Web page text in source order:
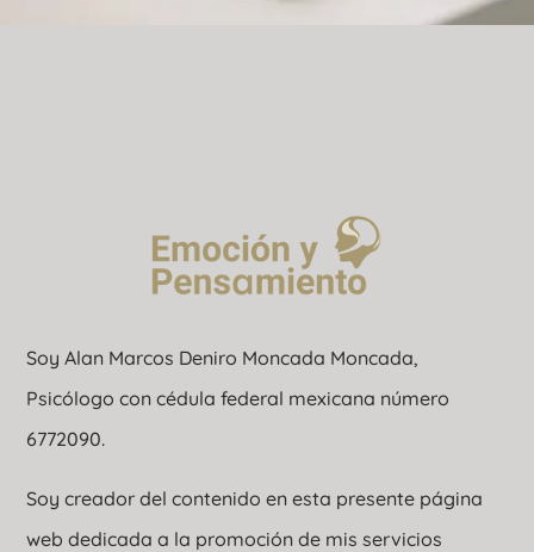
Soy Alan Marcos Deniro Moncada Moncada,
Psicólogo con cédula federal mexicana número
6772090.
Soy creador del contenido en esta presente página
web dedicada a la promoción de mis servicios